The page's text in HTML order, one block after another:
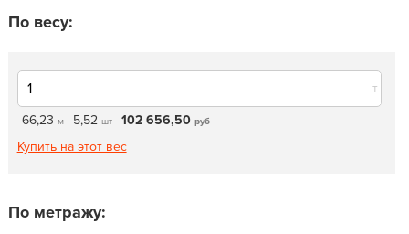
По весу:
т
66,23 м 5,52 шт 102 656,50 руб
Купить на этот вес
По метражу: